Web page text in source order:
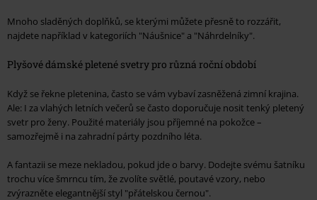
Mnoho sladěných doplňků, se kterými můžete přesně to rozzářit,
najdete například v kategoriích "Náušnice" a "Náhrdelníky".
Plyšové dámské pletené svetry pro různá roční období
Když se řekne pletenina, často se vám vybaví zasněžená zimní krajina.
Ale: I za vlahých letních večerů se často doporučuje nosit tenký pletený
svetr pro ženy. Použité materiály jsou příjemné na pokožce –
samozřejmě i na zahradní párty pozdního léta.
A fantazii se meze nekladou, pokud jde o barvy. Dodejte svému šatníku
trochu více šmrncu tím, že zvolíte světlé, poutavé vzory, nebo
zvýrazněte elegantnější styl "přátelskou černou".